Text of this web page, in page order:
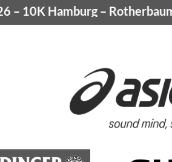
10K Hamburg– Rotherbaum+